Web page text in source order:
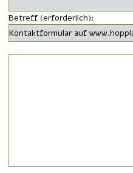
Betreff (erforderlich):